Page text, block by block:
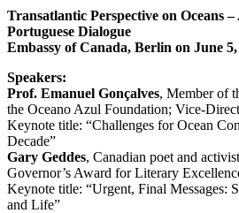
Transatlantic Perspective on Oceans
Portuguese Dialogue
Embassy of Canada, Berlin on June
Speakers:
Prof. Emanuel Gonçalves, Member of
the Oceano Azul Foundation; Vice-
Keynote title: “Challenges for Ocean
Decade”
Gary Geddes, Canadian poet and
Governor’s Award for Literary
Keynote title: “Urgent, Final Messages:
and Life”